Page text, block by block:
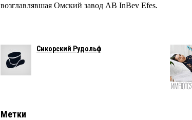
возглавлявшая Омский завод AB InBev Efes.
Сикорский Рудольф
Метки